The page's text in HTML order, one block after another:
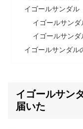
イゴールサンダル
イゴールサン
イゴールサン
イゴールサンダル
イゴールサン
届いた